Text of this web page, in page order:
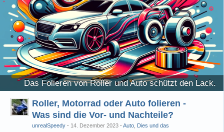
Das Folieren von Roller und Auto schützt den Lack.
Roller, Motorrad oder Auto folieren -
Was sind die Vor- und Nachteile?
unrealSpeedy 14. Dezember 2023 - Auto Dies und das